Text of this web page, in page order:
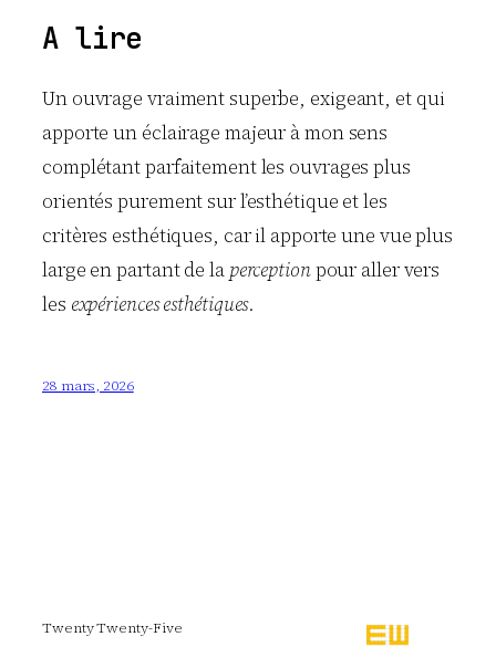
A lire
Un ouvrage vraiment superbe, exigeant, et qui
apporte un éclairage majeur à mon sens
complétant parfaitement les ouvrages plus
orientés purement sur l’esthétique et les
critères esthétiques, car il apporte une vue plus
large en partant de la perceptionpour aller vers
les expériences esthétiques.
28 mars, 2026
Twenty Twenty-Five